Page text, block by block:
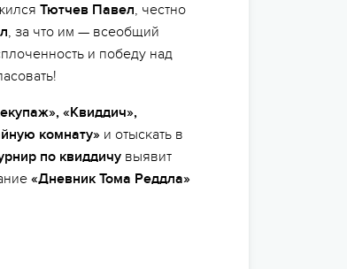
Тютчев Павел, честно
, за что им — всеобщий
и победу над
«Квиддич»,
комнату» и отыскать в
по квиддичу выявит
«Дневник Тома Реддла»